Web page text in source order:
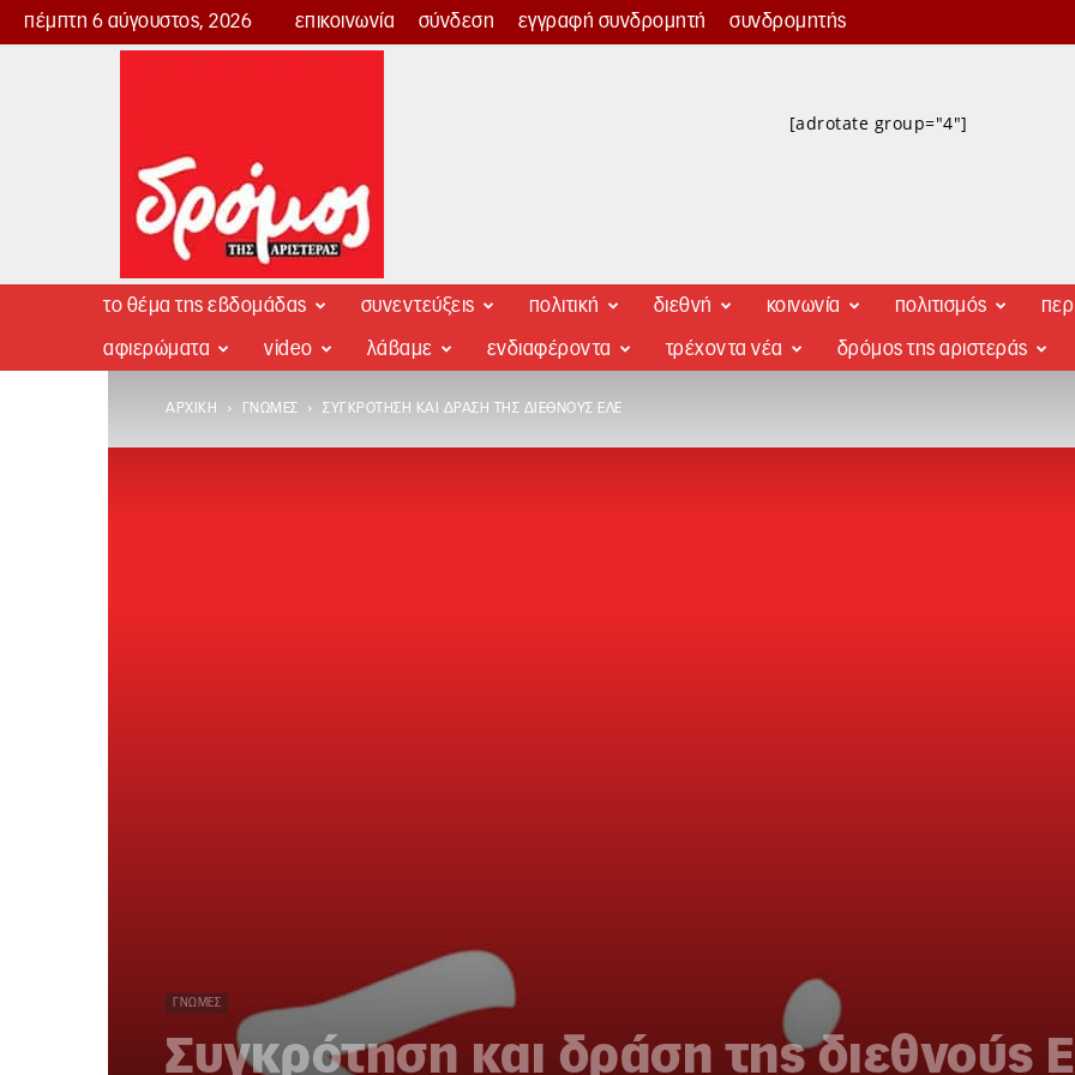
πέμπτη 6 αύγουστος, 2026 επικοινωνία σύνδεση εγγραφή συνδρομητή συνδρομητής
Δρόμος
[adrotate group="4"]
το θέμα της εβδομάδας συνεντεύξεις πολιτική διεθνή κοινωνία πολιτισμός
αφιερώματα video λάβαμε ενδιαφέροντα τρέχοντα νέα δρόμος της αριστεράς
ΑΡΧΙΚΉ ΓΝΏΜΕΣ ΣΥΓΚΡΌΤΗΣΗ ΚΑΙ ΔΡΆΣΗ ΤΗΣ ΔΙΕΘΝΟΎΣ ΕΛΕ
ΓΝΏΜΕΣ
Συγκρότηση και δράση της διεθνούς